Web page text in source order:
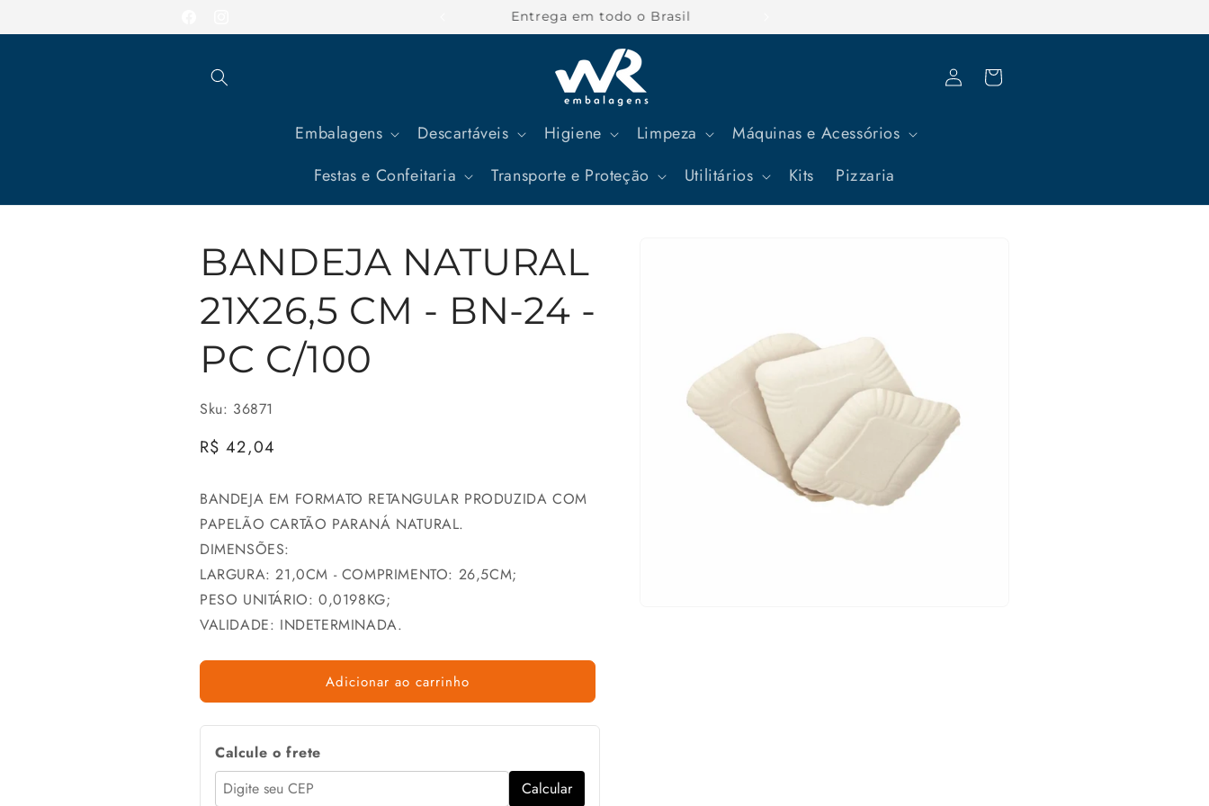
conteúdo
Parcele suas compras em até 12x
Embalagens Descartáveis Higiene Limpeza
Máquinas e Acessórios
Festas e Confeitaria
Transporte e Proteção Utilitários Kits Pizzaria
Fazer
login
Carrinho
BANDEJA NATURAL
21X26,5 CM - BN-24 -
PC C/100
Sku: 36871
Preço
R$ 42,04
BANDEJA EM FORMATO RETANGULAR PRODUZIDA COM
PAPELÃO CARTÃO PARANÁ NATURAL.
DIMENSÕES:
LARGURA: 21,0CM - COMPRIMENTO: 26,5CM;
PESO UNITÁRIO: 0,0198KG;
VALIDADE: INDETERMINADA.
Adicionar ao carrinho
Calcule o frete
Calcular